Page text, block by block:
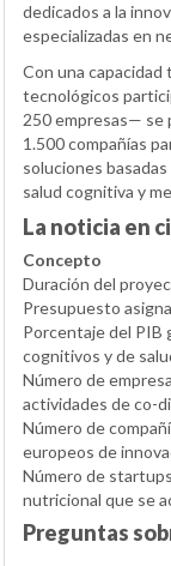
dedicados a la
especializadas en
Con una
tecnológicos
250 empresas— se
1.500 compañías
soluciones
salud cognitiva y
La noticia en
Concepto
Duración del
Presupuesto
Porcentaje del PIB
cognitivos y de
Número de
actividades de co-
Número de
europeos de
Número de
nutricional que se
Preguntas